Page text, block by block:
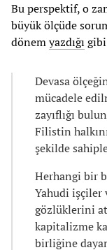
Bu perspektif, o
büyük ölçüde
dönemyazdığı
Devasa
mücadele
zayıflığı
Filistin
şekilde
Herhangi bir
Yahudi
gözlüklerini
kapitalizme
birliğine